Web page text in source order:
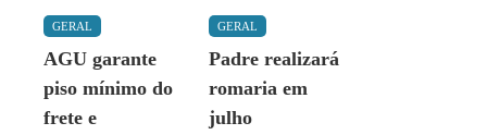
GERAL
AGU garante
piso mínimo do
frete e
GERAL
Padre realizará
romaria em
julho